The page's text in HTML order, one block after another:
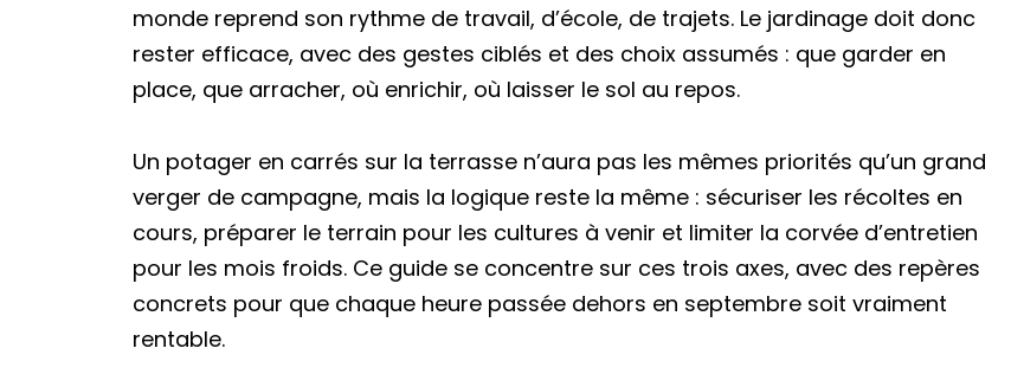
monde reprend son rythme de travail, d’école, de trajets. Le jardinage doit donc
rester efficace, avec des gestes ciblés et des choix assumés : que garder en
place, que arracher, où enrichir, où laisser le sol au repos.
Un potager en carrés sur la terrasse n’aura pas les mêmes priorités qu’un grand
verger de campagne, mais la logique reste la même : sécuriser les récoltes en
cours, préparer le terrain pour les cultures à venir et limiter la corvée d’entretien
pour les mois froids. Ce guide se concentre sur ces trois axes, avec des repères
concrets pour que chaque heure passée dehors en septembre soit vraiment
rentable.